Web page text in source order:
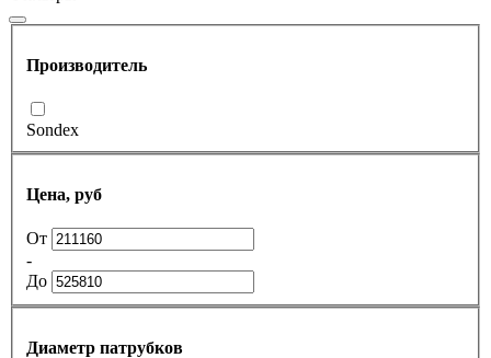
Производитель
Sondex
Цена, руб
От
-
До
Диаметр патрубков